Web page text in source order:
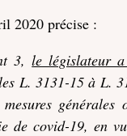
2020 précise :
3,le législateur
L. 3131-15 à L.
de covid-19, en